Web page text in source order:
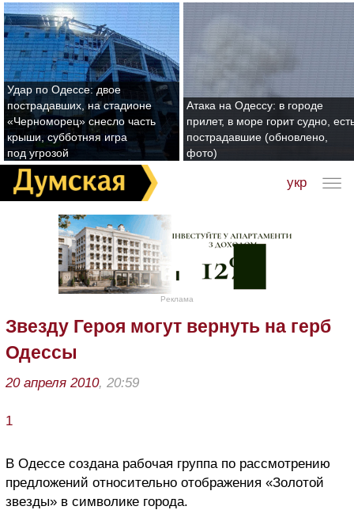
Удар по Одессе: двое
пострадавших, на стадионе
«Черноморец» снесло часть
крыши, субботняя игра
под угрозой
Атака на Одессу: в городе
прилет, в море горит судно,
пострадавшие (обновлено,
фото)
укр
Реклама
Звезду Героя могут вернуть на герб
Одессы
20 апреля 2010, 20:59
1
В Одессе создана рабочая группа по рассмотрению
предложений относительно отображения «Золотой
звезды» в символике города.